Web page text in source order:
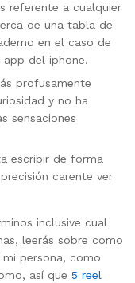
referente a cualquier
de una tabla de
en el caso de
del iphone.
profusamente
y no ha
sensaciones
escribir de forma
carente ver
inclusive cual
leerás sobre como
persona, como
así que 5 reel